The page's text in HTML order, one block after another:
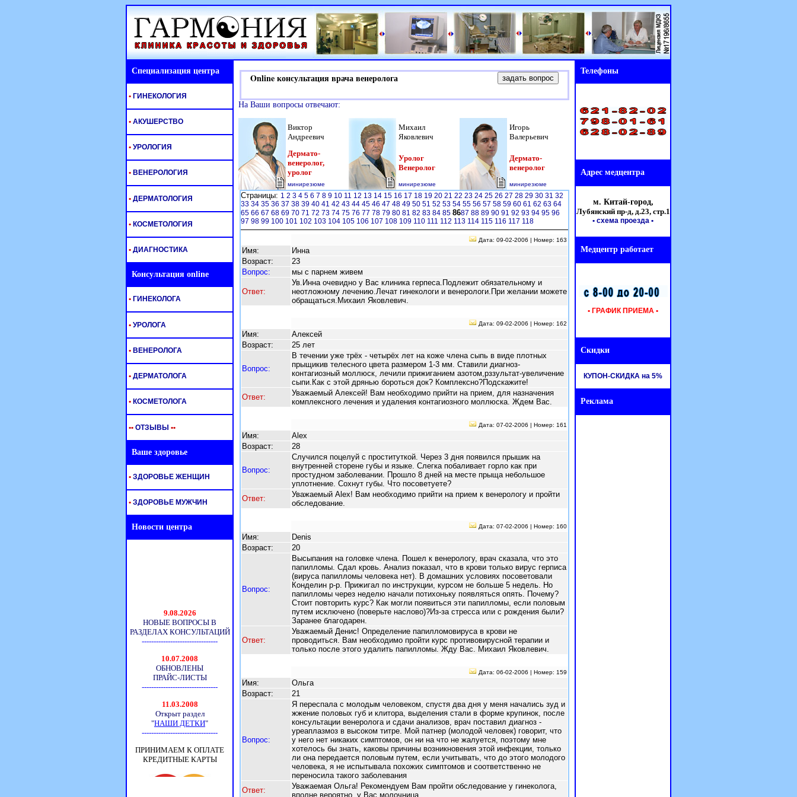
Специализация центра
Online консультация врача венеролога
На Ваши вопросы отвечают:
Виктор
Андреевич
Михаил
Яковлевич
Игорь
Валерьевич
Дермато-
венеролог,
уролог
Уролог
Венеролог
Дермато-
венеролог
минирезюме минирезюме минирезюме
Страницы: 1 2 3 4 5 6 7 8 9 10 11 12 13 14 15 16 17 18 19 20 21 22 23 24 25 26 27 28 29 30 31 32
33 34 35 36 37 38 39 40 41 42 43 44 45 46 47 48 49 50 51 52 53 54 55 56 57 58 59 60 61 62 63 64
65 66 67 68 69 70 71 72 73 74 75 76 77 78 79 80 81 82 83 84 85 8687 88 89 90 91 92 93 94 95 96
97 98 99 100 101 102 103 104 105 106 107 108 109 110 111 112 113 114 115 116 117 118
Дата: 09-02-2006 | Номер: 163
Имя:
Инна
Возраст:
23
Вопрос:
мы с парнем живем
Ответ:
Ув.Инна очевидно у Вас клиника герпеса.Подлежит обязательному и
неотложному лечению.Лечат гинекологи и венерологи.При желании можете
обращаться.Михаил Яковлевич.
Дата: 09-02-2006 | Номер: 162
Имя:
Алексей
Возраст:
25 лет
Вопрос:
В течении уже трёх - четырёх лет на коже члена сыпь в виде плотных
прыщикив телесного цвета размером 1-3 мм. Ставили диагноз-
контагиозный моллюск, лечили прижиганием азотом,рззультат-увеличение
сыпи.Как с этой дрянью бороться док? Комплексно?Подскажите!
Ответ:
Уважаемый Алексей! Вам необходимо прийти на прием, для назначения
комплексного лечения и удаления контагиозного моллюска. Ждем Вас.
Дата: 07-02-2006 | Номер: 161
Имя:
Alex
Возраст:
28
Вопрос:
Случился поцелуй с проституткой. Через 3 дня появился прышик на
внутренней сторене губы и языке. Слегка побаливает горло как при
простудном заболевании. Прошло 8 дней на месте прыща небольшое
уплотнение. Сохнут губы. Что посоветуете?
Ответ:
Уважаемый Alex! Вам необходимо прийти на прием к венерологу и пройти
обследование.
Дата: 07-02-2006 | Номер: 160
Имя:
Denis
Возраст:
20
Вопрос:
Высыпания на головке члена. Пошел к венерологу, врач сказала, что это
папилломы. Сдал кровь. Анализ показал, что в крови только вирус герписа
(вируса папилломы человека нет). В домашних условиях посоветовали
Конделин р-р. Прижигал по инструкции, курсом не больше 5 недель. Но
папилломы через неделю начали потихоньку появляться опять. Почему?
Стоит повторить курс? Как могли появиться эти папилломы, если половым
путем исключено (поверьте наслово)?Из-за стресса или с рождения были?
Заранее благодарен.
Ответ:
Уважаемый Денис! Определение папилломовируса в крови не
проводиться. Вам необходимо пройти курс противовирусной терапии и
только после этого удалить папилломы. Жду Вас. Михаил Яковлевич.
Дата: 06-02-2006 | Номер: 159
Имя:
Ольга
Возраст:
21
Вопрос:
Я переспала с молодым человеком, спустя два дня у меня начались зуд и
жжение половых губ и клитора, выделения стали в форме крупинок, после
консультации венеролога и сдачи анализов, врач поставил диагноз -
уреаплазмоз в высоком титре. Мой патнер (молодой человек) говорит, что
у него нет никаких симптомов, он ни на что не жалуется, поэтому мне
хотелось бы знать, каковы причины возникновения этой инфекции, только
ли она передается половым путем, если учитывать, что до этого молодого
человека, я не испытывала похожих симптомов и соответственно не
переносила такого заболевания
Ответ:
Уважаемая Ольга! Рекомендуем Вам пройти обследование у гинеколога,
вполне вероятно, у Вас молочница.
Телефоны
• ГИНЕКОЛОГИЯ
• АКУШЕРСТВО
• УРОЛОГИЯ
• ВЕНЕРОЛОГИЯ Адрес медцентра
• ДЕРМАТОЛОГИЯ
м. Китай-город,
Лубянский пр-д, д.23, стр.1
• схема проезда •
• КОСМЕТОЛОГИЯ
• ДИАГНОСТИКА Медцентр работает
Консультация online
• ГРАФИК ПРИЕМА •
• ГИНЕКОЛОГА
• УРОЛОГА
• ВЕНЕРОЛОГА Скидки
• ДЕРМАТОЛОГА КУПОН-СКИДКА на 5%
• КОСМЕТОЛОГА Реклама
•• ОТЗЫВЫ ••
Ваше здоровье
• ЗДОРОВЬЕ ЖЕНЩИН
• ЗДОРОВЬЕ МУЖЧИН
Новости центра